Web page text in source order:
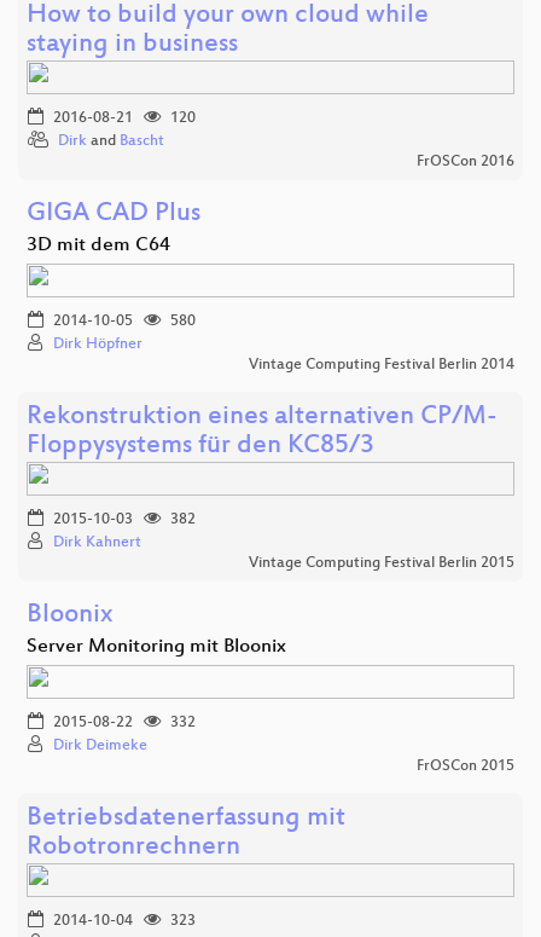
How to build your own cloud while
staying in business
2016-08-21
120
Dirk and Bascht
FrOSCon 2016
GIGA CAD Plus
3D mit dem C64
2014-10-05
580
Dirk Höpfner
Vintage Computing Festival Berlin 2014
Rekonstruktion eines alternativen CP/M-
Floppysystems für den KC85/3
2015-10-03
382
Dirk Kahnert
Vintage Computing Festival Berlin 2015
Bloonix
Server Monitoring mit Bloonix
2015-08-22
332
Dirk Deimeke
FrOSCon 2015
Betriebsdatenerfassung mit
Robotronrechnern
2014-10-04
323